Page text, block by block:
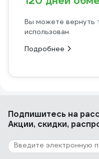
Вы можете вернуть
использован
Подробнее
Подпишитесь на
Акции, скидки,